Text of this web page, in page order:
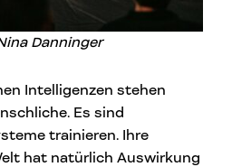
Danninger
Intelligenzen stehen
Es sind
trainieren. Ihre
hat natürlich Auswirkung